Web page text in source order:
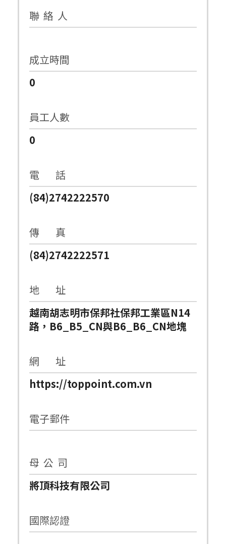
聯 絡 人
成立時間
0
員工人數
0
電 話
(84)2742222570
傳 真
(84)2742222571
地 址
越南胡志明市保邦社保邦工業區N14
路，B6_B5_CN與B6_B6_CN地塊
網 址
https://toppoint.com.vn
電子郵件
母 公 司
將頂科技有限公司
國際認證